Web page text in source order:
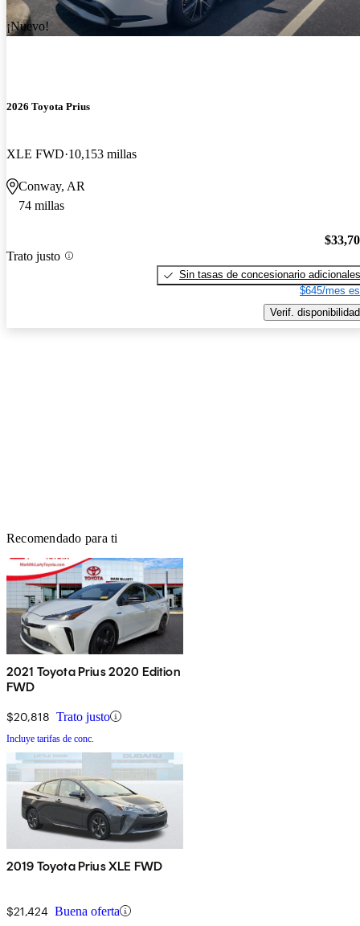
¡Nuevo!
2026 Toyota Prius
XLE FWD 10,153 millas
Conway, AR
74 millas
Trato justo
Sin tasas de concesionario adicionales
$645/mes
Verif. disponibilidad
Recomendado para ti
2021 Toyota Prius 2020 Edition
FWD
$20,818 Trato justo
Incluye tarifas de conc.
2019 Toyota Prius XLE FWD
$21,424 Buena oferta